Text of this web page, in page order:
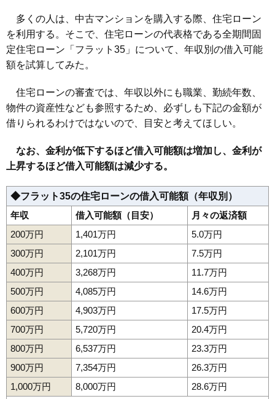
多くの人は、中古マンションを購入する際、住宅ローン
を利用する。そこで、住宅ローンの代表格である全期間固
定住宅ローン「フラット35」について、年収別の借入可能
額を試算してみた。
住宅ローンの審査では、年収以外にも職業、勤続年数、
物件の資産性なども参照するため、必ずしも下記の金額が
借りられるわけではないので、目安と考えてほしい。
なお、金利が低下するほど借入可能額は増加し、金利が
上昇するほど借入可能額は減少する。
◆フラット35の住宅ローンの借入可能額（年収別）
年収
借入可能額（目安）
月々の返済額
200万円
1,401万円
5.0万円
300万円
2,101万円
7.5万円
400万円
3,268万円
11.7万円
500万円
4,085万円
14.6万円
600万円
4,903万円
17.5万円
700万円
5,720万円
20.4万円
800万円
6,537万円
23.3万円
900万円
7,354万円
26.3万円
1,000万円
8,000万円 28.6万円